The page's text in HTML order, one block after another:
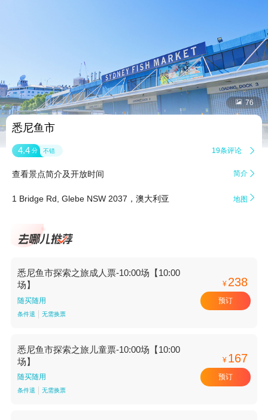
 76
悉尼鱼市
4.4 分 不错 19条评论 
查看景点简介及开放时间 简介 
1 Bridge Rd, Glebe NSW 2037，澳大利亚 地图 
悉尼鱼市探索之旅成人票-10:00场【10:00
场】
随买随用
条件退 无需换票
¥ 238
预订
悉尼鱼市探索之旅儿童票-10:00场【10:00
场】
随买随用
条件退 无需换票
¥ 167
预订